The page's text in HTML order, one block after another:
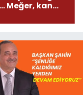
Meğer, kan